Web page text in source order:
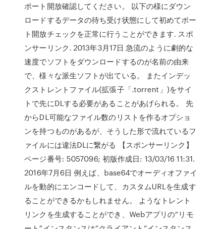
ポート開放確認してください。 以下の様にダウン
ロードするデータの待ち受け状態にして初めてポー
ト開放チェックを正常に行うことができます. スポ
ンサーリンク. 2013年3月17日 急流のように劇的な
速度でソフトをダウンロードするのが名前の由来
で、様々な派生ソフトが出ている。 またインデッ
クストレントファイル(拡張子「.torrent」)をサイ
トで先にDLする必要があることがあげられる。 先
からDL可能なファイル数のリストを作るオプショ
ンを持つものがあるが、そうした形で流れているフ
ァイルには違法DLに繋がる 【スポンサーリンク】
ページ番号: 5057096; 初版作成日: 13/03/16 11:31.
2016年7月6日 例えば、base64でオーディオファイ
ルを動的にエンコードして、カスタムURLを生成す
ることができるかもしれません。 ようなトレント
リンクを生成することができ、Webアプリの”リモ